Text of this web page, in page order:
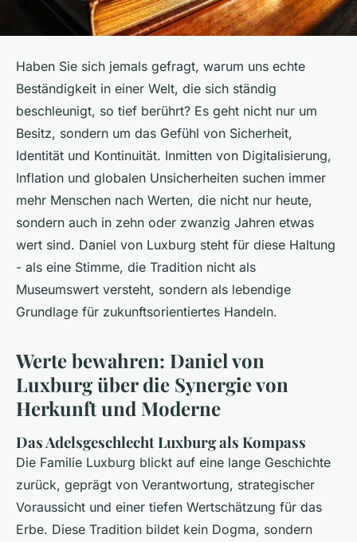
Haben Sie sich jemals gefragt, warum uns echte
Beständigkeit in einer Welt, die sich ständig
beschleunigt, so tief berührt? Es geht nicht nur um
Besitz, sondern um das Gefühl von Sicherheit,
Identität und Kontinuität. Inmitten von Digitalisierung,
Inflation und globalen Unsicherheiten suchen immer
mehr Menschen nach Werten, die nicht nur heute,
sondern auch in zehn oder zwanzig Jahren etwas
wert sind. Daniel von Luxburg steht für diese Haltung
- als eine Stimme, die Tradition nicht als
Museumswert versteht, sondern als lebendige
Grundlage für zukunftsorientiertes Handeln.
Werte bewahren: Daniel von
Luxburg über die Synergie von
Herkunft und Moderne
Das Adelsgeschlecht Luxburg als Kompass
Die Familie Luxburg blickt auf eine lange Geschichte
zurück, geprägt von Verantwortung, strategischer
Voraussicht und einer tiefen Wertschätzung für das
Erbe. Diese Tradition bildet kein Dogma, sondern